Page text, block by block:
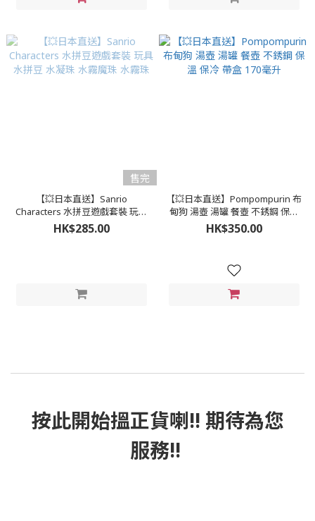
售完
【💥日本直送】Sanrio
Characters 水拼豆遊戲套裝 玩具
水拼豆 水凝珠 水霧魔珠 水霧珠
HK$285.00
【💥日本直送】Pompompurin 布
甸狗 湯壺 湯罐 餐壺 不銹鋼 保溫
保冷 帶盒 170毫升
HK$350.00
按此開始搵正貨喇!! 期待為您
服務!!